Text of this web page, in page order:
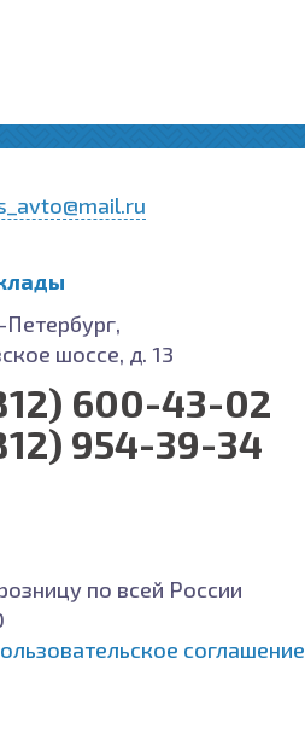
Петербург,
шоссе, д. 13
600-43-02
954-39-34
по всей России
соглашение